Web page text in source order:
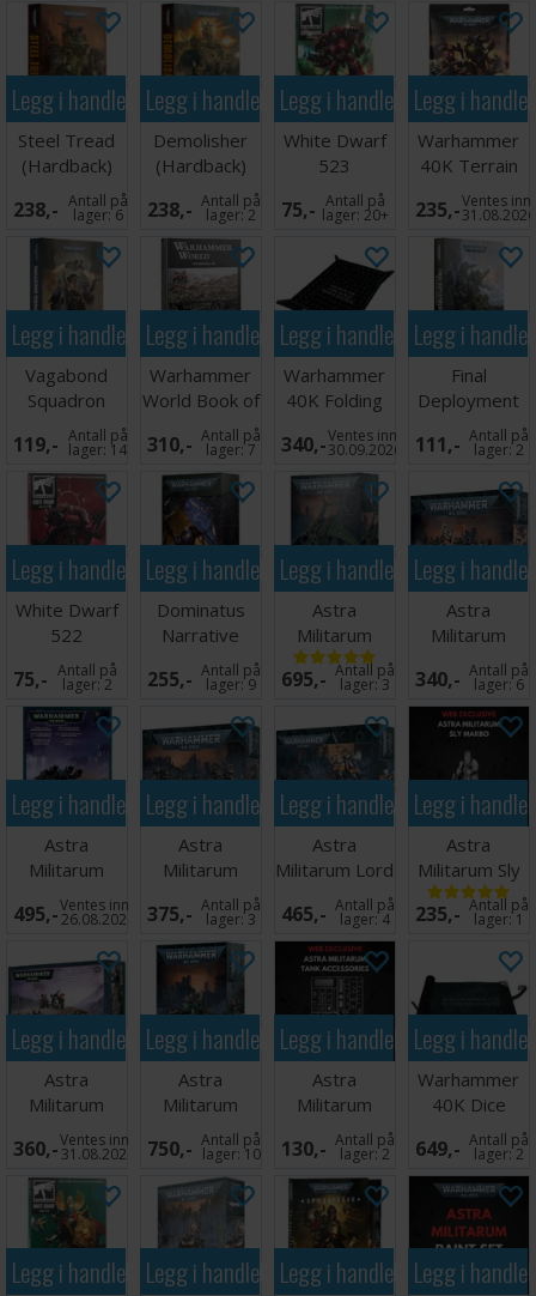
Legg i handlekurven
Steel Tread
(Hardback)
238,- Antall på
lager:6
Legg i handlekurven
Demolisher
(Hardback)
238,- Antall på
lager:2
Legg i handlekurven
White Dwarf
523
75,- Antall på
lager:20+
Legg i
Warhammer
40K Terrain
Area Set
235,-Ventes inn
31.08.2026
Legg i handlekurven
Vagabond
Squadron
(Paperback)
119,- Antall på
lager: 14
Legg i handlekurven
Warhammer
World Book of
Dioramas
310,- Antall på
lager:7
Legg i handlekurven
Warhammer
40K Folding
Dice Tray
340,-Ventes inn
30.09.2026
Legg i
Final
Deployment
(Paperback)
111,- Antall på
lager:2
Legg i handlekurven
White Dwarf
522
75,- Antall på
lager:2
Legg i handlekurven
Dominatus
Narrative
Campaign
Deck
255,- Antall på
lager:9
Legg i handlekurven
Astra
Militarum
Valkyrie
695,- Antall på
lager:3
Legg i
Astra
Militarum
Cadian
Command
Squad
340,- Antall på
lager:6
Legg i handlekurven
Astra
Militarum
Manticore
495,-Ventes inn
26.08.2026
Legg i handlekurven
Astra
Militarum
Cadian Heavy
Weapon Squa
375,- Antall på
lager:3
Legg i handlekurven
Astra
Militarum Lord
Solar Leontus
465,- Antall på
lager:4
Legg i
Astra
Militarum Sly
Marbo
235,- Antall på
lager:1
Legg i handlekurven
Astra
Militarum
Catachan
Heavy
Weapon Sq
360,-Ventes inn
31.08.2026
Legg i handlekurven
Astra
Militarum
Rogal Dorn
Battle Tank
750,- Antall på
lager: 10
Legg i handlekurven
Astra
Militarum
Tank
Accessories
130,- Antall på
lager:2
Legg i
Warhammer
40K Dice
Scroll
649,- Antall på
lager:2
Legg i handlekurvenLegg i handlekurvenLegg i handlekurven
Legg i